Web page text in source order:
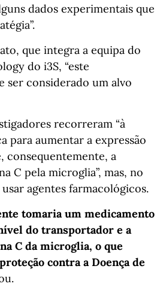
dados experimentais que
que integra a equipa do
do i3S, “este
ser considerado um alvo
recorreram “à
para aumentar a expressão
consequentemente, a
C pela microglia”, mas, no
agentes farmacológicos.
tomaria um medicamento
do transportador e a
C da microglia, o que
contra a Doença de